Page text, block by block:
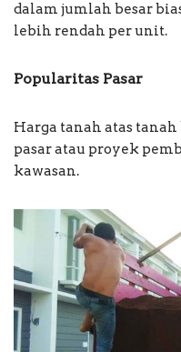
dalam jumlah besar
lebih rendah per unit.
Popularitas Pasar
Harga tanah atas
pasar atau proyek
kawasan.